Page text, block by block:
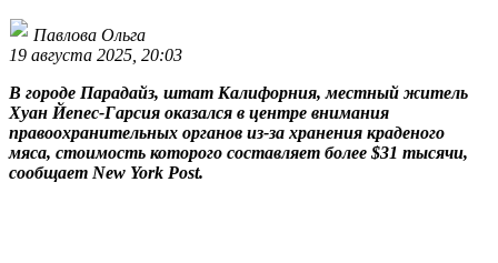
Павлова Ольга
19 августа 2025, 20:03
В городе Парадайз, штат Калифорния, местный житель
Хуан Йепес-Гарсия оказался в центре внимания
правоохранительных органов из-за хранения краденого
мяса, стоимость которого составляет более $31 тысячи,
сообщает New York Post.